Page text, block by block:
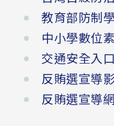
教育部防制
中小學數位
交通安全入
反賄選宣導
反賄選宣導